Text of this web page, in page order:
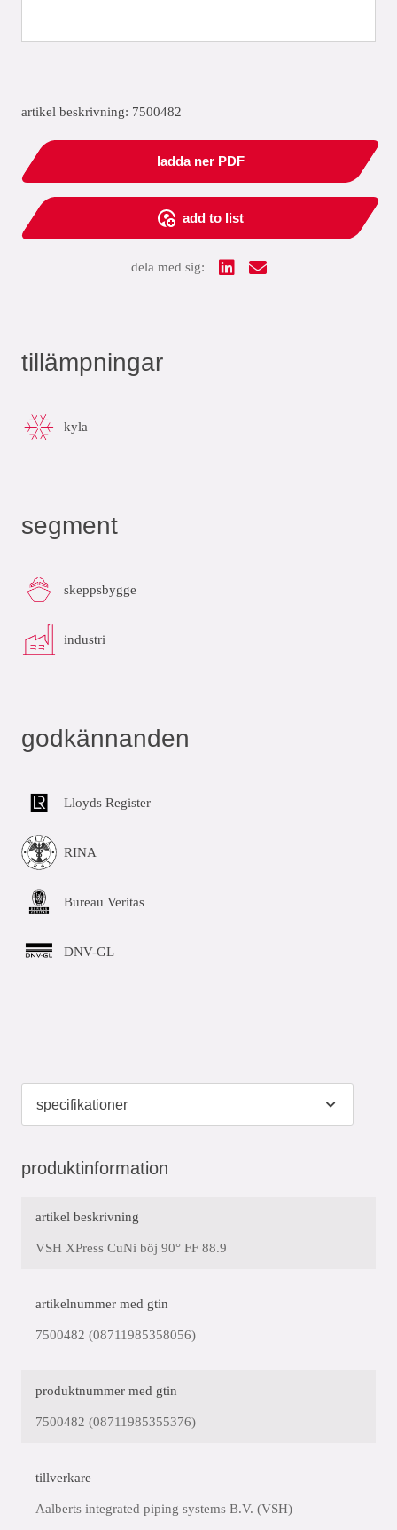
artikel beskrivning: 7500482
ladda ner PDF
add to list
dela med sig:
tillämpningar
kyla
segment
skeppsbygge
industri
godkännanden
Lloyds Register
RINA
Bureau Veritas
DNV-GL
produktinformation
artikel beskrivning
VSH XPress CuNi böj 90° FF 88.9
artikelnummer med gtin
7500482 (08711985358056)
produktnummer med gtin
7500482 (08711985355376)
tillverkare
Aalberts integrated piping systems B.V. (VSH)